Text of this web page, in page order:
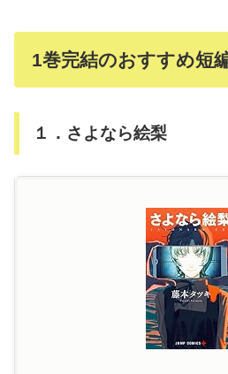
1巻完結のおすすめ短
１．さよなら絵梨